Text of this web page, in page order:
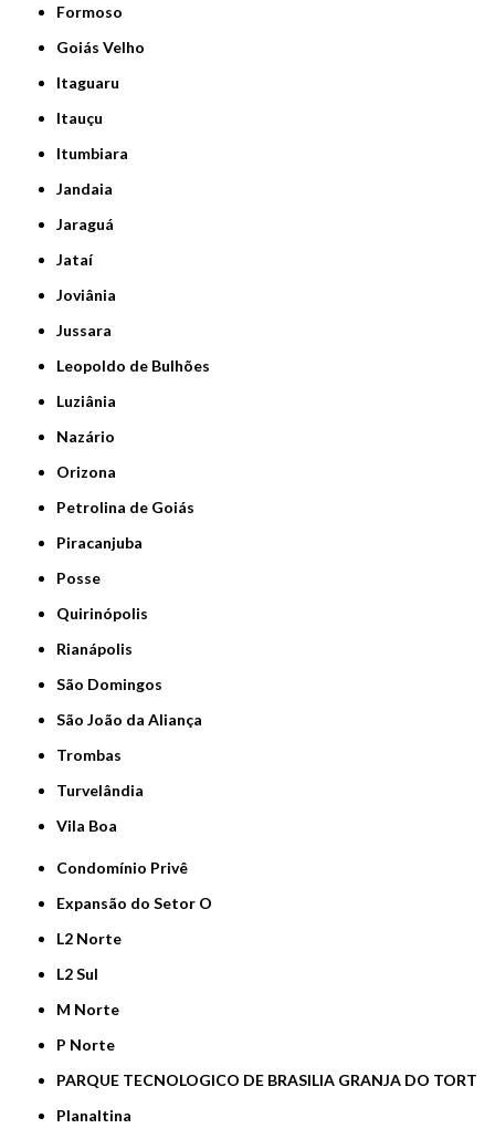
Formoso
Goiás Velho
Itaguaru
Itauçu
Itumbiara
Jandaia
Jaraguá
Jataí
Joviânia
Jussara
Leopoldo de Bulhões
Luziânia
Nazário
Orizona
Petrolina de Goiás
Piracanjuba
Posse
Quirinópolis
Rianápolis
São Domingos
São João da Aliança
Trombas
Turvelândia
Vila Boa
Condomínio Privê
Expansão do Setor O
L2 Norte
L2 Sul
M Norte
P Norte
PARQUE TECNOLOGICO DE BRASILIA GRANJA DO TORT
Planaltina